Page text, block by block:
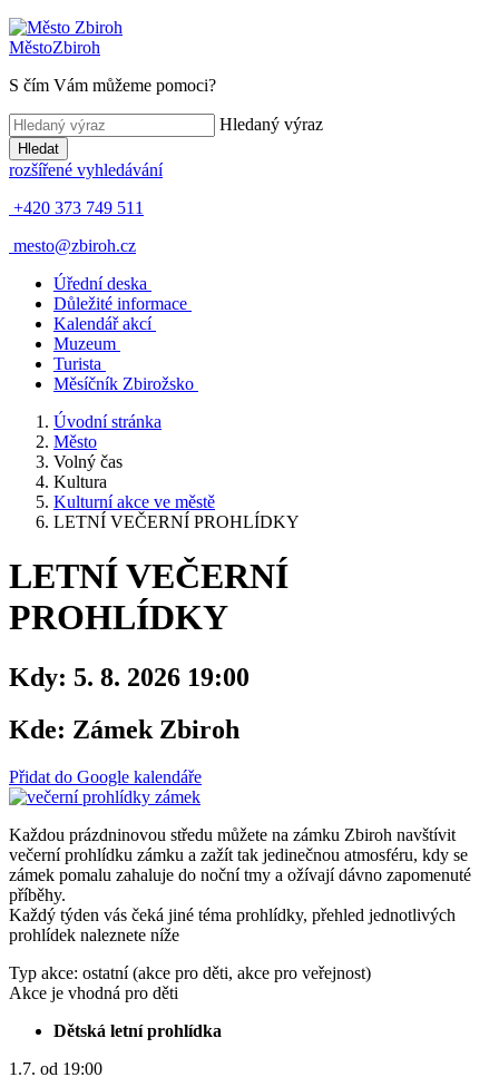
MěstoZbiroh
S čím Vám můžeme pomoci?
Hledaný výraz
Hledat
rozšířené vyhledávání
+420 373 749 511
mesto@zbiroh.cz
Úřední deska
Důležité informace
Kalendář akcí
Muzeum
Turista
Měsíčník Zbirožsko
Úvodní stránka
Město
Volný čas
Kultura
Kulturní akce ve městě
LETNÍ VEČERNÍ PROHLÍDKY
LETNÍ VEČERNÍ
PROHLÍDKY
Kdy: 5. 8. 2026 19:00
Kde: Zámek Zbiroh
Přidat do Google kalendáře
Každou prázdninovou středu můžete na zámku Zbiroh navštívit
večerní prohlídku zámku a zažít tak jedinečnou atmosféru, kdy se
zámek pomalu zahaluje do noční tmy a ožívají dávno zapomenuté
příběhy.
Každý týden vás čeká jiné téma prohlídky, přehled jednotlivých
prohlídek naleznete níže
Typ akce: ostatní (akce pro děti, akce pro veřejnost)
Akce je vhodná pro děti
Dětská letní prohlídka
1.7. od 19:00